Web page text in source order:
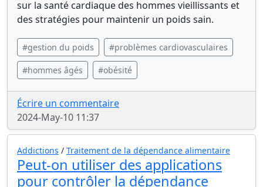
sur la santé cardiaque des hommes vieillissants et
des stratégies pour maintenir un poids sain.
#gestion du poids #problèmes cardiovasculaires
#hommes âgés #obésité
Écrire un commentaire
2024-May-10 11:37
Addictions / Traitement de la dépendance alimentaire
Peut-on utiliser des applications
pour contrôler la dépendance